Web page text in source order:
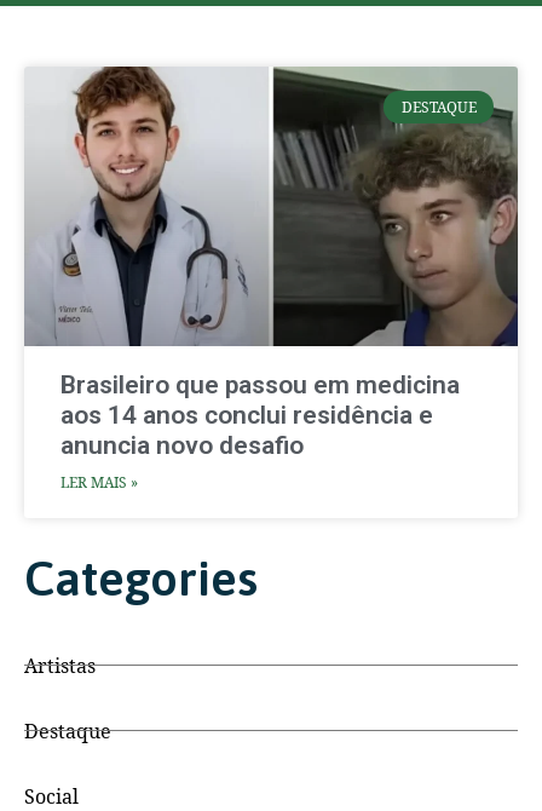
DESTAQUE
Brasileiro que passou em medicina
aos 14 anos conclui residência e
anuncia novo desafio
LER MAIS »
Categories
Artistas
Destaque
Social